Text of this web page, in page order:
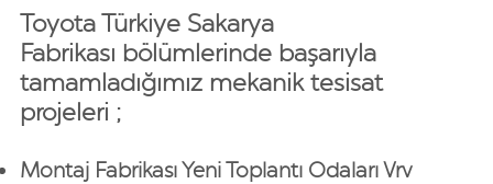
Toyota Türkiye Sakarya
Fabrikası bölümlerinde başarıyla
tamamladığımız mekanik tesisat
projeleri ;
Montaj Fabrikası Yeni Toplantı Odaları Vrv